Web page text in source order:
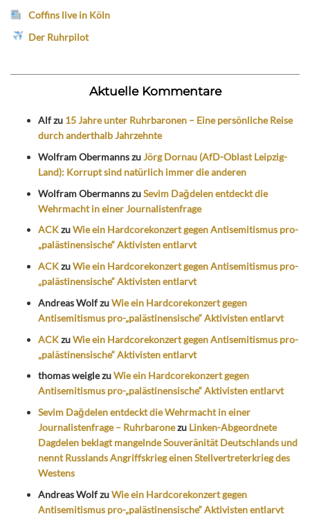
Coffins live in Köln
Der Ruhrpilot
Aktuelle Kommentare
Alfzu 15 Jahre unter Ruhrbaronen – Eine persönliche Reise
durch anderthalb Jahrzehnte
Wolfram ObermannszuJörg Dornau (AfD-Oblast Leipzig-
Land): Korrupt sind natürlich immer die anderen
Wolfram ObermannszuSevim Dağdelen entdeckt die
Wehrmacht in einer Journalistenfrage
ACKzuWie ein Hardcorekonzert gegen Antisemitismus pro-
„palästinensische“ Aktivisten entlarvt
ACKzuWie ein Hardcorekonzert gegen Antisemitismus pro-
„palästinensische“ Aktivisten entlarvt
Andreas WolfzuWie ein Hardcorekonzert gegen
Antisemitismus pro-„palästinensische“ Aktivisten entlarvt
ACKzuWie ein Hardcorekonzert gegen Antisemitismus pro-
„palästinensische“ Aktivisten entlarvt
thomas weiglezuWie ein Hardcorekonzert gegen
Antisemitismus pro-„palästinensische“ Aktivisten entlarvt
Sevim Dağdelen entdeckt die Wehrmacht in einer
Journalistenfrage – Ruhrbaronezu Linken-Abgeordnete
Dagdelen beklagt mangelnde Souveränität Deutschlands und
nennt Russlands Angriffskrieg einen Stellvertreterkrieg des
Westens
Andreas WolfzuWie ein Hardcorekonzert gegen
Antisemitismus pro-„palästinensische“ Aktivisten entlarvt